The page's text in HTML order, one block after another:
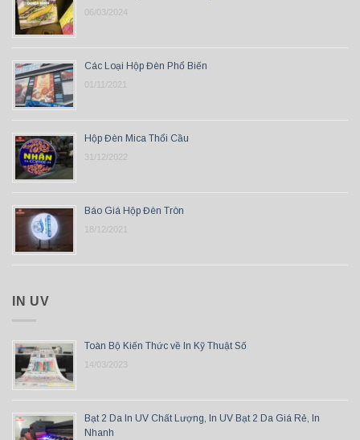
06/03/2024
Các Loại Hộp Đèn Phổ Biến
01/11/2021
Hộp Đèn Mica Thổi Cầu
31/12/2022
Báo Giá Hộp Đèn Tròn
18/12/2021
IN UV
Toàn Bộ Kiến Thức về In Kỹ Thuật Số
14/03/2023
Bạt 2 Da In UV Chất Lượng, In UV Bạt 2 Da Giá Rẻ, In
Nhanh